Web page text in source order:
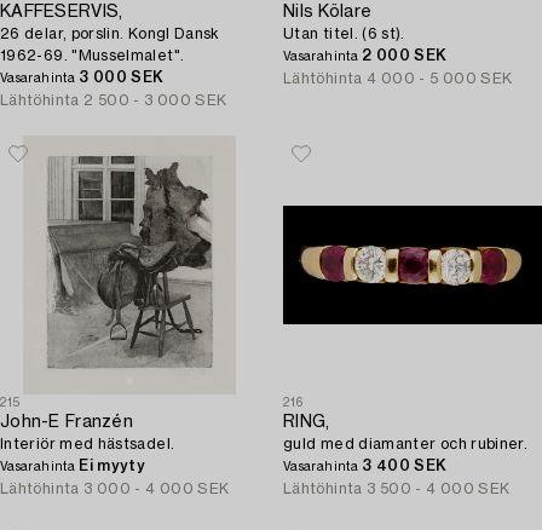
KAFFESERVIS,
26 delar, porslin. Kongl Dansk
1962-69. "Musselmalet".
Vasarahinta 3 000 SEK
Lähtöhinta 2 500 - 3 000 SEK
Nils Kölare
Utan titel. (6 st).
Vasarahinta 2 000 SEK
Lähtöhinta 4 000 - 5 000 SEK
215
John-E Franzén
Interiör med hästsadel.
Vasarahinta Ei myyty
Lähtöhinta 3 000 - 4 000 SEK
216
RING,
guld med diamanter och rubiner.
Vasarahinta 3 400 SEK
Lähtöhinta 3 500 - 4 000 SEK